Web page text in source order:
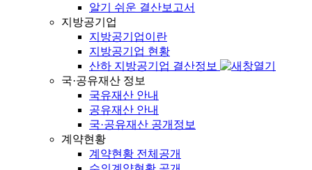
알기 쉬운 결산보고서
지방공기업
지방공기업이란
지방공기업 현황
산하 지방공기업 결산정보
국·공유재산 정보
국유재산 안내
공유재산 안내
국·공유재산 공개정보
계약현황
계약현황 전체공개